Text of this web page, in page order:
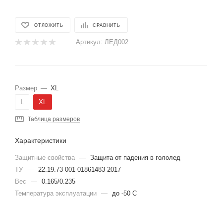
ОТЛОЖИТЬ СРАВНИТЬ
Артикул: ЛЕД002
Размер — XL
L
XL
Таблица размеров
Характеристики
Защитные свойства — Защита от падения в гололед
ТУ — 22.19.73-001-01861483-2017
Вес
— 0.165/0.235
Температура эксплуатации — до -50 С